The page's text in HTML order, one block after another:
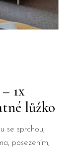
1x
lůžko
se sprchou,
posezením,